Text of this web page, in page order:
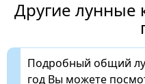
Другие лунные
Подробный общий
год Вы можете